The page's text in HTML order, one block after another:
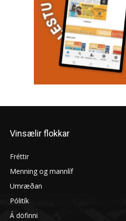
Vinsælir flokkar
Fréttir
Menning og mannlíf
Umræðan
Pólitík
Á döfinni